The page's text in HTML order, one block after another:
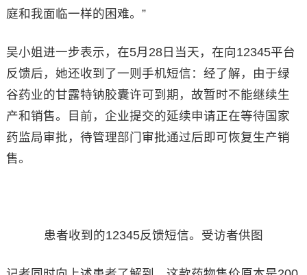
庭和我面临一样的困难。”
吴小姐进一步表示，在5月28日当天，在向12345平台
反馈后，她还收到了一则手机短信：经了解，由于绿
谷药业的甘露特钠胶囊许可到期，故暂时不能继续生
产和销售。目前，企业提交的延续申请正在等待国家
药监局审批，待管理部门审批通过后即可恢复生产销
售。
患者收到的12345反馈短信。受访者供图